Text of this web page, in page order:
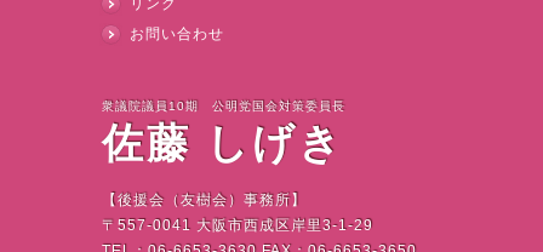
お問い合わせ
衆議院議員10期 公明党国会対策委員長
佐藤 しげき
【後援会（友樹会）事務所】
〒 557-0041 大阪市西成区岸里3-1-29